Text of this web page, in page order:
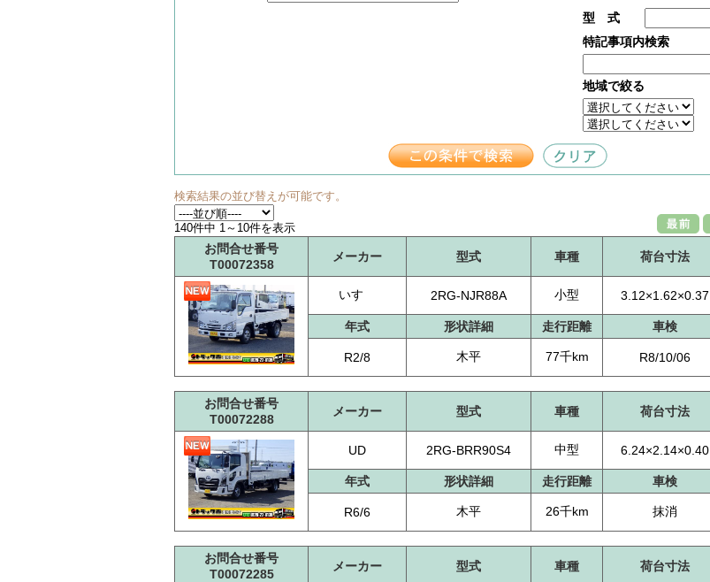
型 式
特記事項内検索
地域で絞る
検索結果の並び替えが可能です。
140件中 1～10件を表示
お問合せ番号
T00072358
メーカー 型式 車種 荷台寸法
いすゞ 2RG-NJR88A 小型 3.12×1.62×0.37
年式 形状詳細 走行距離 車検
R2/8 木平 77千km R8/10/06
お問合せ番号
T00072288
メーカー 型式 車種 荷台寸法
UD 2RG-BRR90S4 中型 6.24×2.14×0.40
年式 形状詳細 走行距離 車検
R6/6 木平 26千km 抹消
お問合せ番号
T00072285
メーカー 型式 車種 荷台寸法